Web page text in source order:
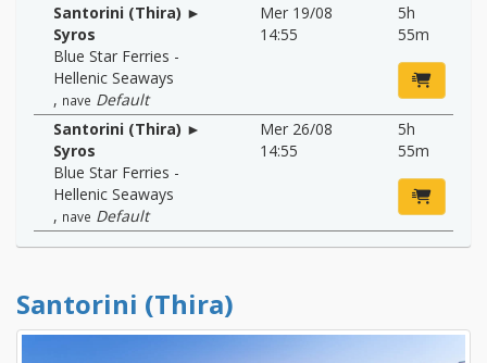
Santorini (Thira) ►
Syros
Blue Star Ferries -
Hellenic Seaways
, nave Default
Mer 19/08
14:55
5h
55m
Santorini (Thira) ►
Syros
Blue Star Ferries -
Hellenic Seaways
, nave Default
Mer 26/08
14:55
5h
55m
Santorini (Thira)